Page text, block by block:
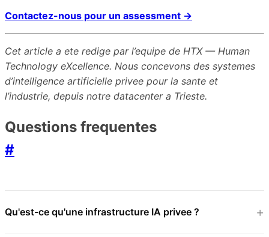
Contactez-nous pour un assessment →
Cet article a ete redige par l’equipe de HTX — Human
Technology eXcellence. Nous concevons des systemes
d’intelligence artificielle privee pour la sante et
l’industrie, depuis notre datacenter a Trieste.
Questions frequentes
#
Qu'est-ce qu'une infrastructure IA privee ?